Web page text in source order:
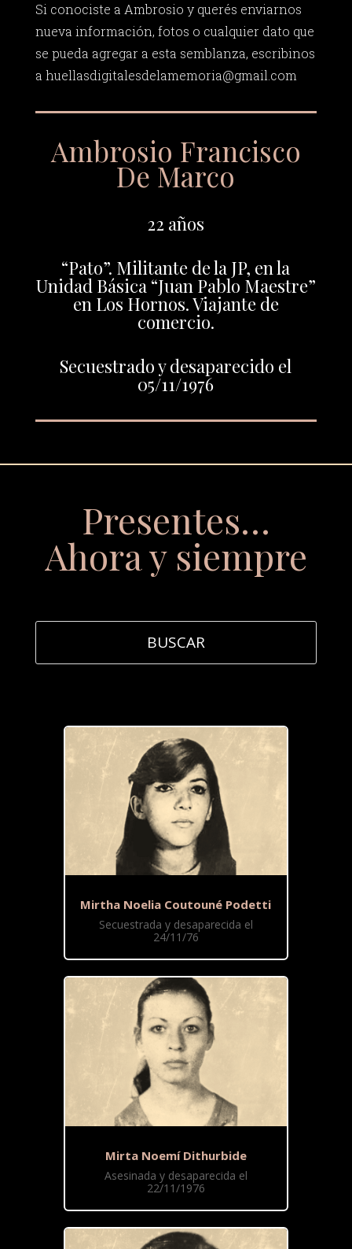
Si conociste a Ambrosio y querés enviarnos
nueva información, fotos o cualquier dato que
se pueda agregar a esta semblanza, escribinos
a huellasdigitalesdelamemoria@gmail.com
Ambrosio Francisco
De Marco
22 años
“Pato”. Militante de la JP, en la
Unidad Básica “Juan Pablo Maestre”
en Los Hornos. Viajante de
comercio.
Secuestrado y desaparecido el
05/11/1976
Presentes…
Ahora y siempre
Mirtha Noelia Coutouné Podetti
Secuestrada y desaparecida el
24/11/76
Mirta Noemí Dithurbide
Asesinada y desaparecida el
22/11/1976